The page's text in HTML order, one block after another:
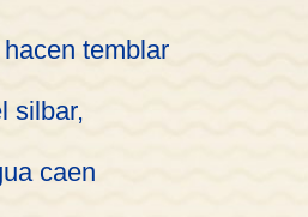
temblar
silbar,
caen